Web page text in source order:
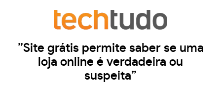
”Site grátis permite saber se uma
loja online é verdadeira ou
suspeita”